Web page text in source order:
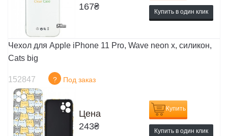
167₴ Купить в один клик
Чехол для Apple iPhone 11 Pro, Wave neon x, силикон,
Cats big
152847 ? Под заказ
Цена
243₴
Купить
Купить в один клик